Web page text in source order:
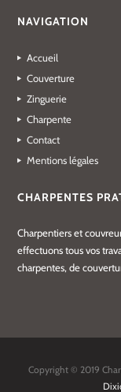
NAVIGATION
Accueil
Couverture
Zinguerie
Charpente
Contact
Mentions légales
CHARPENTES
Charpentiers et
effectuons tous vos
charpentes, de
Copyright © 2019